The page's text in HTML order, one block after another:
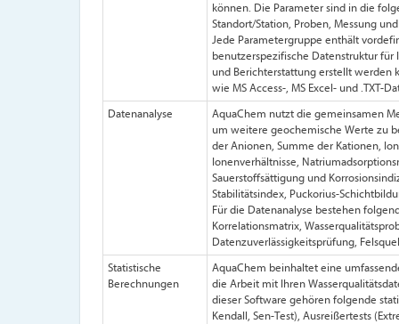
können. Die Parameter sind in die
Standort/Station, Proben, Messung
Jede Parametergruppe enthält
benutzerspezifische Datenstruktur
und Berichterstattung erstellt werden
wie MS Access-, MS Excel- und
Datenanalyse
AquaChem nutzt die gemeinsamen
um weitere geochemische Werte zu
der Anionen, Summe der Kationen,
Ionenverhältnisse,
Sauerstoffsättigung und
Stabilitätsindex, Puckorius-
Für die Datenanalyse bestehen
Korrelationsmatrix,
Datenzuverlässigkeitsprüfung,
Statistische
Berechnungen
AquaChem beinhaltet eine
die Arbeit mit Ihren
dieser Software gehören folgende
Kendall, Sen-Test), Ausreißertests